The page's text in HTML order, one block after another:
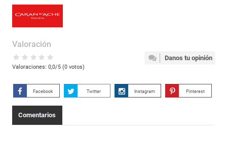
Danos tu opinión
Valoración
Valoraciones: 0,0/5 (0votos)
Facebook Twitter Instagram Pinterest
Comentarios